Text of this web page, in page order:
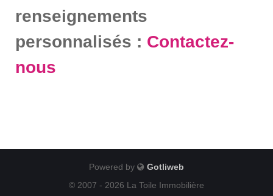
renseignements
personnalisés : Contactez-
nous
Powered by
Gotliweb
© 2007 - 2026 La Toile Immobilière